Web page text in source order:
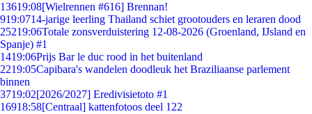
13619:08[Wielrennen #616] Brennan!
919:0714-jarige leerling Thailand schiet grootouders en leraren dood
25219:06Totale zonsverduistering 12-08-2026 (Groenland, IJsland en
Spanje) #1
1419:06Prijs Bar le duc rood in het buitenland
2219:05Capibara's wandelen doodleuk het Braziliaanse parlement
binnen
3719:02[2026/2027] Eredivisietoto #1
16918:58[Centraal] kattenfotoos deel 122